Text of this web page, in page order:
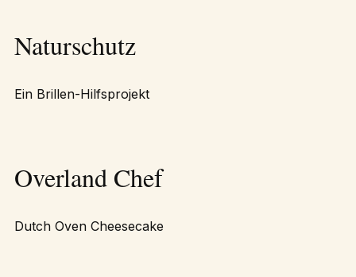
Naturschutz
Ein Brillen-Hilfsprojekt
Overland Chef
Dutch Oven Cheesecake